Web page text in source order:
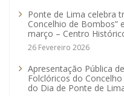
Ponte de Lima celebra
Concelhio de Bombos”
março – Centro
26 Fevereiro 2026
Apresentação Pública
Folclóricos do
do Dia de Ponte de